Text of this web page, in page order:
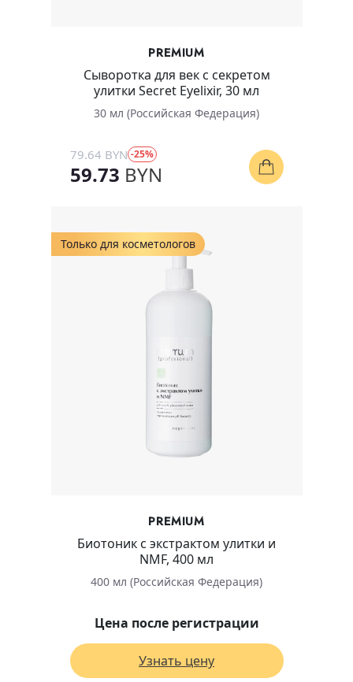
PREMIUM
Сыворотка для век с секретом
улитки Secret Eyelixir, 30 мл
30 мл (Российская Федерация)
79.64 BYN -25%
59.73 BYN
Только для косметологов
PREMIUM
Биотоник с экстрактом улитки и
NMF, 400 мл
400 мл (Российская Федерация)
Цена после регистрации
Узнать цену